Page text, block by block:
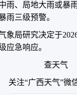
雨、局地大雨或暴
雨三级预警。
象局研究决定于
应急响应。
查天气
关注“广西天气”微